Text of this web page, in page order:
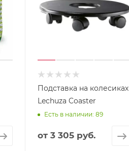
Подставка на колесиках
Lechuza Coaster
Есть в наличии: 89
от 3 305 руб.